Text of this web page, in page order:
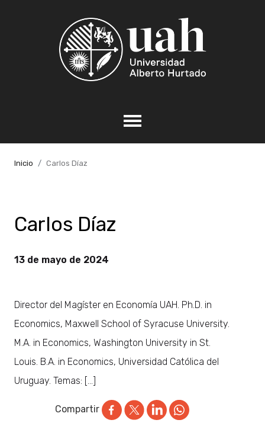
Inicio Carlos Díaz
Carlos Díaz
13 de mayo de 2024
Director del Magíster en Economía UAH. Ph.D. in
Economics, Maxwell School of Syracuse University.
M.A. in Economics, Washington University in St.
Louis. B.A. in Economics, Universidad Católica del
Uruguay. Temas: […]
Compartir